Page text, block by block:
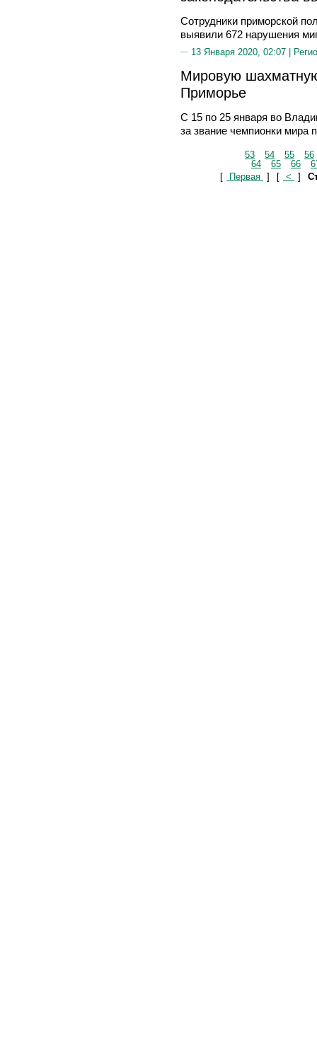
Сотрудники приморской
выявили 672 нарушения
13 Января 2020, 02:07 |
Мировую
Приморье
С 15 по 25 января во
за звание чемпионки мира
53 54 55
56
64
65 66
[
Первая ] [ < ]